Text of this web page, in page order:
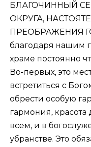
БЛАГОЧИННЫЙ
ОКРУГА,
ПРЕОБРАЖЕНИЯ
благодаря нашим
храме постоянно
Во-первых, это
встретиться с
обрести особую
гармония,
всем, и в
убранстве. Это